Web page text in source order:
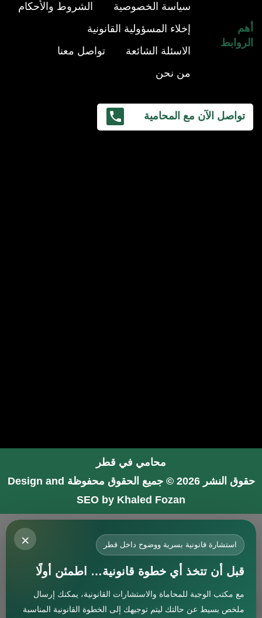
أهم
الروابط
سياسة الخصوصية
الشروط والأحكام
إخلاء المسؤولية القانونية
الاسئلة الشائعة
تواصل معنا
من نحن
تواصل الآن مع المحامية
محامي في قطر
حقوق النشر 2026 © جميع الحقوق محفوظة
Design and
SEO by Khaled Fozan
استشارة
× استشارة قانونية بسرية ووضوح داخل قطر
قبل أن تتخذ أي خطوة قانونية… اطمئن أولًا
مع مكتب الوجبة للمحاماة والاستشارات القانونية، يمكنك إرسال
ملخص بسيط عن حالتك ليتم توجيهك إلى الخطوة القانونية المناسبة
محامي في جدة
محامي في الرياض شاطر
محامي في المدينة المنورة
المحامي صنيتان السبيعي
افضل محامي في جدة